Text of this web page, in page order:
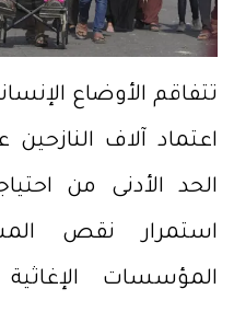
تتفاقم الأوضاع
اعتماد آلاف النازحين
الحد الأدنى من
استمرار نقص
المؤسسات